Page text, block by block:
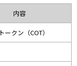
内容
ークン（COT）